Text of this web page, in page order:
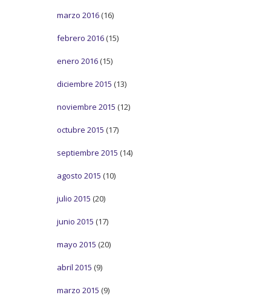
marzo 2016 (16)
febrero 2016 (15)
enero 2016 (15)
diciembre 2015 (13)
noviembre 2015 (12)
octubre 2015 (17)
septiembre 2015 (14)
agosto 2015 (10)
julio 2015 (20)
junio 2015 (17)
mayo 2015 (20)
abril 2015 (9)
marzo 2015 (9)